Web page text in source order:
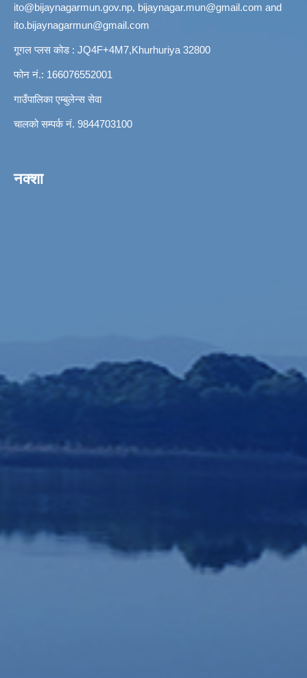
ito@bijaynagarmun.gov.np, bijaynagar.mun@gmail.com and
ito.bijaynagarmun@gmail.com
गूगल प्लस कोड : JQ4F+4M7,Khurhuriya 32800
फोन नं.: 166076552001
गाउँपालिका एम्बुलेन्स सेवा
चालको सम्पर्क नं. 9844703100
नक्शा